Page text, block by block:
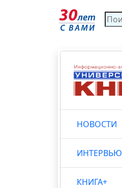
НОВОСТИ
ИНТЕРВЬЮ
КНИГА+